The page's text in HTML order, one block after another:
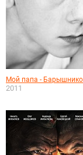
Мой папа -
2011